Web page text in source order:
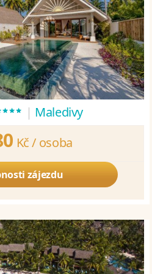
| Maledivy
Kč / osoba
zájezdu